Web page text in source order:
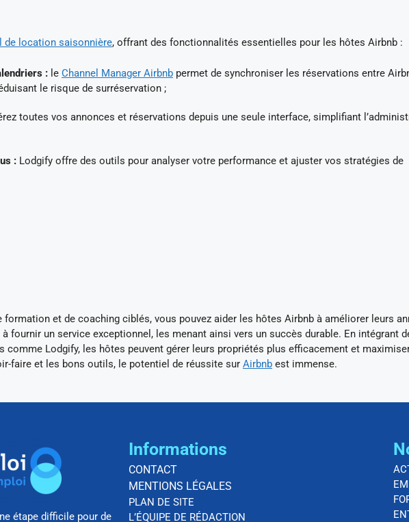
de location saisonnière, offrant des fonctionnalités essentielles pour les hôtes Airbnb :
: le Channel Manager Airbnb permet de synchroniser les réservations entre
le risque de surréservation ;
toutes vos annonces et réservations depuis une seule interface, simplifiant
: Lodgify offre des outils pour analyser votre performance et ajuster vos stratégies de
formation et de coaching ciblés, vous pouvez aider les hôtes Airbnb à améliorer leurs
fournir un service exceptionnel, les menant ainsi vers un succès durable. En intégrant
comme Lodgify, les hôtes peuvent gérer leurs propriétés plus efficacement et
faire et les bons outils, le potentiel de réussite sur Airbnb est immense.
étape difficile pour de
Informations
CONTACT
MENTIONS LÉGALES
PLAN DE SITE
L’ÉQUIPE DE RÉDACTION